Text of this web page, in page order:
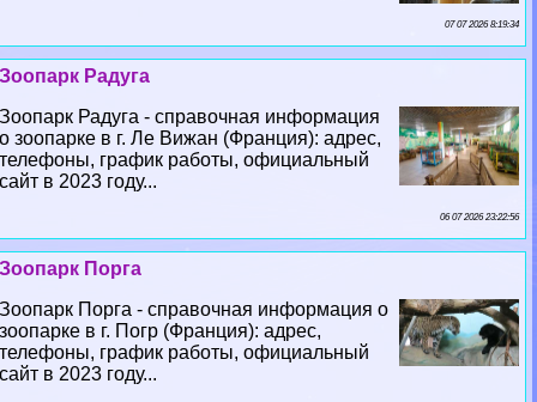
07 07 2026 8:19:34
Зоопарк Радуга
Зоопарк Радуга - справочная информация
о зоопарке в г. Ле Вижан (Франция): адрес,
телефоны, график работы, официальный
сайт в 2023 году...
06 07 2026 23:22:56
Зоопарк Порга
Зоопарк Порга - справочная информация о
зоопарке в г. Погр (Франция): адрес,
телефоны, график работы, официальный
сайт в 2023 году...